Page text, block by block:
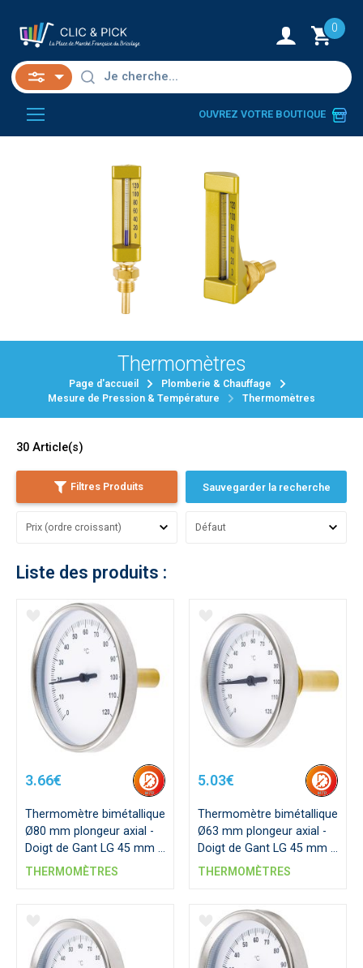
0
OUVREZ VOTRE BOUTIQUE
Thermomètres
Page d'accueil
Plomberie & Chauffage
Mesure de Pression & Température
Thermomètres
30 Article(s)
Filtres Produits Sauvegarder la recherche
Liste des produits :
3.66€
Thermomètre bimétallique
Ø80 mm plongeur axial -
Doigt de Gant LG 45 mm -
L-Pocket 35 mm
THERMOMÈTRES
5.03€
Thermomètre bimétallique
Ø63 mm plongeur axial -
Doigt de Gant LG 45 mm -
L-Pocket 35 mm
THERMOMÈTRES